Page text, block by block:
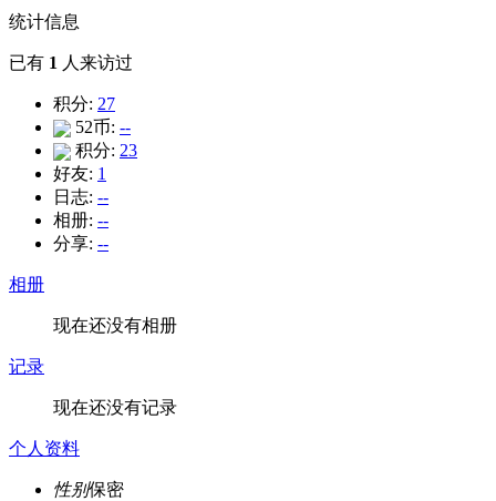
统计信息
已有 1 人来访过
积分: 27
52币: --
积分: 23
好友: 1
日志: --
相册: --
分享: --
相册
现在还没有相册
记录
现在还没有记录
个人资料
性别保密